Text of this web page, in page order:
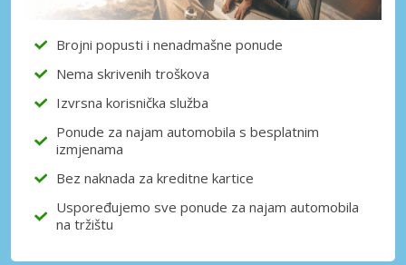
Brojni popusti i nenadmašne ponude
Nema skrivenih troškova
Izvrsna korisnička služba
Ponude za najam automobila s besplatnim
izmjenama
Bez naknada za kreditne kartice
Uspoređujemo sve ponude za najam automobila
na tržištu